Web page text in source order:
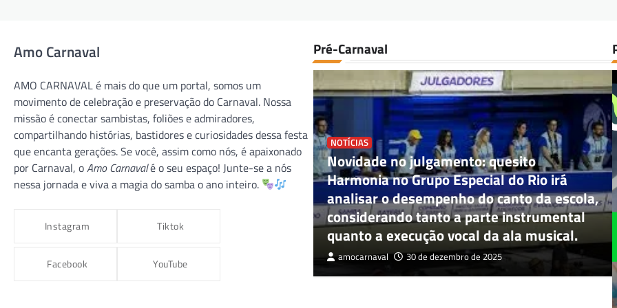
Amo Carnaval
AMO CARNAVAL é mais do que um portal, somos um
movimento de celebração e preservação do Carnaval. Nossa
missão é conectar sambistas, foliões e admiradores,
compartilhando histórias, bastidores e curiosidades dessa festa
que encanta gerações. Se você, assim como nós, é apaixonado
por Carnaval, oAmo Carnavalé o seu espaço! Junte-se a nós
nessa jornada e viva a magia do samba o ano inteiro.
Instagram Tiktok
Facebook YouTube
Pré-Carnaval
CARNAVAL 2026 CARNAVAL RJ
GRUPO ESPECIAL
VILA ISABEL
VILA ISABEL 2026 – “Macumbembê,
Sonhou a África”
NOTÍCIAS
Novidade no julgamento: quesito
Harmonia no Grupo Especial do Rio irá
analisar o desempenho do canto da escola,
considerando tanto a parte instrumental
quanto a execução vocal da ala musical.
amocarnaval 30 de dezembro de 2025